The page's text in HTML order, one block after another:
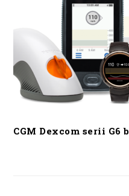
CGM Dexcom serii G6